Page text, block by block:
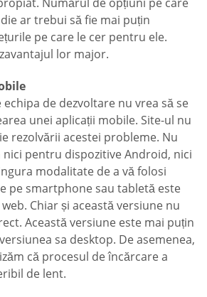
ar trebui să fie mai puțin
pe care le cer pentru ele.
lor major.
echipa de dezvoltare nu vrea să se
unei aplicații mobile. Site-ul nu
rezolvării acestei probleme. Nu
nici pentru dispozitive Android, nici
modalitate de a vă folosi
pe smartphone sau tabletă este
Chiar și această versiune nu
Această versiune este mai puțin
sa desktop. De asemenea,
că procesul de încărcare a
de lent.